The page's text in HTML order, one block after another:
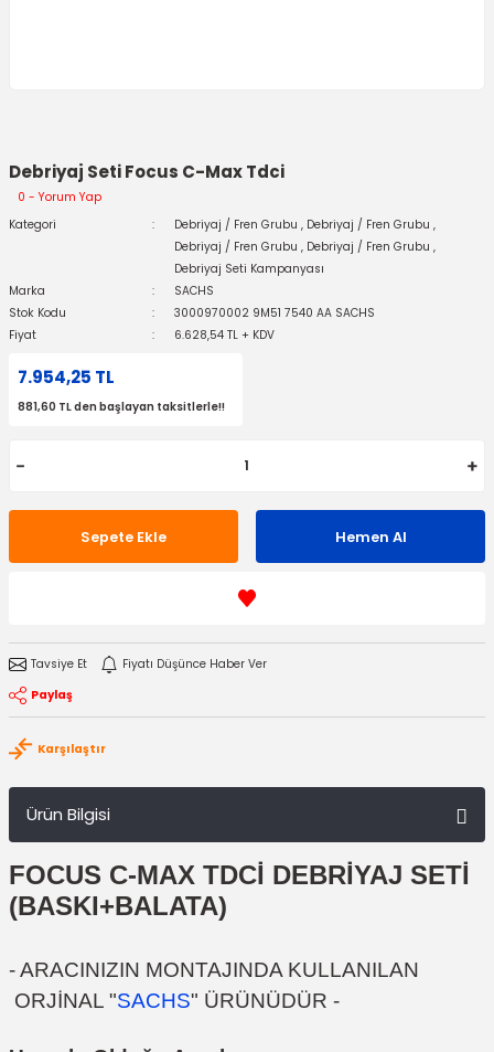
Debriyaj Seti Focus C-Max Tdci
0 - Yorum Yap
Kategori
Debriyaj / Fren Grubu , Debriyaj / Fren Grubu ,
Debriyaj / Fren Grubu , Debriyaj / Fren Grubu ,
Debriyaj Seti Kampanyası
Marka
SACHS
Stok Kodu
3000970002 9M51 7540 AA SACHS
Fiyat
6.628,54 TL + KDV
7.954,25 TL
881,60 TL den başlayan taksitlerle!!
Sepete Ekle Hemen Al
Tavsiye Et
Fiyatı Düşünce Haber Ver
Paylaş
Karşılaştır
Ürün Bilgisi
FOCUS C-MAX TDCİ DEBRİYAJ SETİ
(BASKI+BALATA)
- ARACINIZIN MONTAJINDA KULLANILAN
ORJİNAL "SACHS" ÜRÜNÜDÜR -